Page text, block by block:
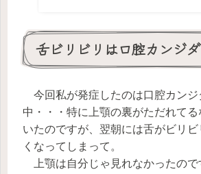
舌ビリビリは口腔カンジ
今回私が発症したのは口腔カンジ
中・・・特に上顎の裏がただれて
いたのですが、翌朝には舌がビリ
くなってしまって。
上顎は自分じゃ見れなかったので